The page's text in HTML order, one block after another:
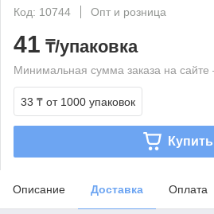
Код: 10744
Опт и розница
41 ₸/упаковка
Минимальная сумма заказа на
33 ₸ от 1000 упаковок
Купить
Описание Доставка Оплата